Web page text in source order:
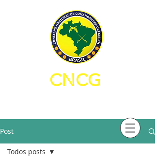
CNCG
Post
Todos posts